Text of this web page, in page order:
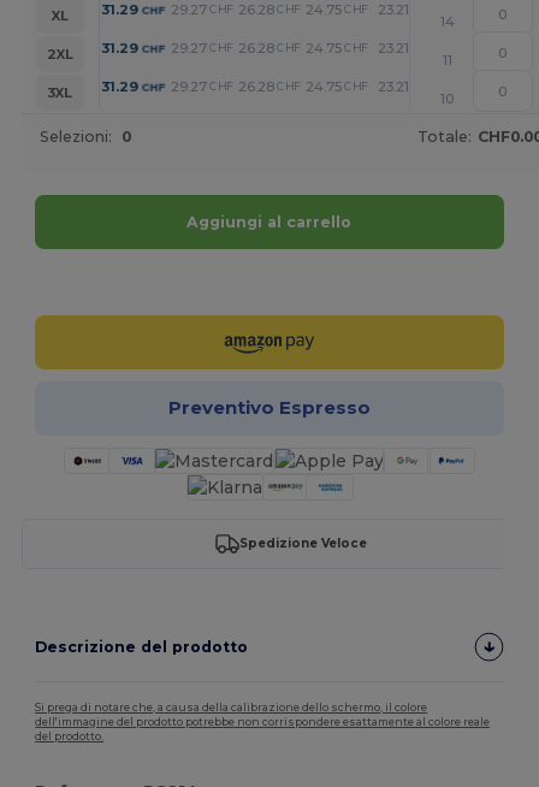
XL
31.29 CHF 29.27 CHF 26.28 CHF 24.75 CHF 23.21 CHF
14
2XL
31.29 CHF 29.27 CHF 26.28 CHF 24.75 CHF 23.21 CHF
11
3XL
31.29 CHF 29.27 CHF 26.28 CHF 24.75 CHF 23.21 CHF
10
Selezioni: 0 Totale:
Aggiungi al carrello
Preventivo Espresso
Spedizione Veloce
Descrizione del prodotto
Si prega di notare che, a causa della calibrazione dello schermo, il colore
dell'immagine del prodotto potrebbe non corrispondere esattamente al colore reale
del prodotto.